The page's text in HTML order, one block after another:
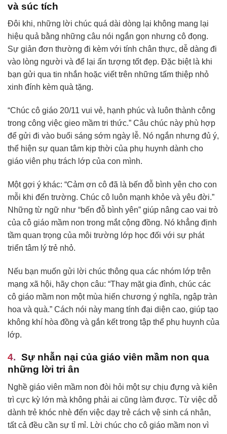
và súc tích
Đôi khi, những lời chúc quá dài dòng lại không mang lại
hiệu quả bằng những câu nói ngắn gọn nhưng cô đọng.
Sự giản đơn thường đi kèm với tính chân thực, dễ dàng đi
vào lòng người và để lại ấn tượng tốt đẹp. Đặc biệt là khi
bạn gửi qua tin nhắn hoặc viết trên những tấm thiệp nhỏ
xinh đính kèm quà tặng.
“Chúc cô giáo 20/11 vui vẻ, hạnh phúc và luôn thành công
trong công việc gieo mầm tri thức.” Câu chúc này phù hợp
để gửi đi vào buổi sáng sớm ngày lễ. Nó ngắn nhưng đủ ý,
thể hiện sự quan tâm kịp thời của phụ huynh dành cho
giáo viên phụ trách lớp của con mình.
Một gợi ý khác: “Cảm ơn cô đã là bến đỗ bình yên cho con
mỗi khi đến trường. Chúc cô luôn mạnh khỏe và yêu đời.”
Những từ ngữ như “bến đỗ bình yên” giúp nâng cao vai trò
của cô giáo mầm non trong mắt cộng đồng. Nó khẳng định
tầm quan trọng của môi trường lớp học đối với sự phát
triển tâm lý trẻ nhỏ.
Nếu bạn muốn gửi lời chúc thông qua các nhóm lớp trên
mạng xã hội, hãy chọn câu: “Thay mặt gia đình, chúc các
cô giáo mầm non một mùa hiến chương ý nghĩa, ngập tràn
hoa và quà.” Cách nói này mang tính đại diện cao, giúp tạo
không khí hòa đồng và gắn kết trong tập thể phụ huynh của
lớp.
Sự nhẫn nại của giáo viên mầm non qua
những lời tri ân
Nghề giáo viên mầm non đòi hỏi một sự chịu đựng và kiên
trì cực kỳ lớn mà không phải ai cũng làm được. Từ việc dỗ
dành trẻ khóc nhè đến việc dạy trẻ cách vệ sinh cá nhân,
tất cả đều cần sự tỉ mỉ. Lời chúc cho cô giáo mầm non vì